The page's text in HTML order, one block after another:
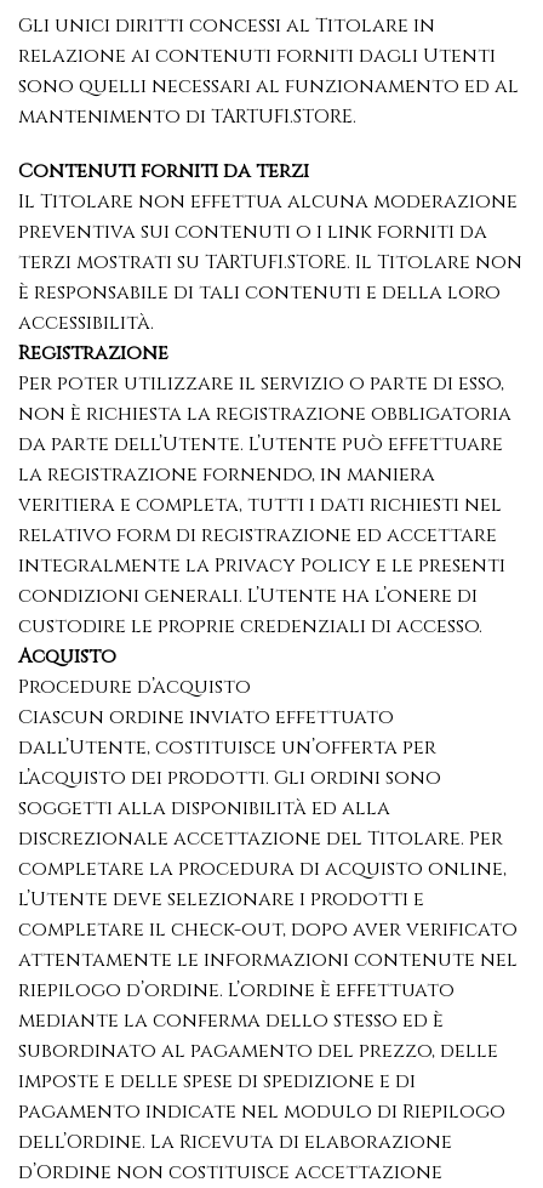
Gli unici diritti concessi al Titolare in
relazione ai contenuti forniti dagli Utenti
sono quelli necessari al funzionamento ed al
mantenimento di TARTUFI.STORE.
Contenuti forniti da terzi
Il Titolare non effettua alcuna moderazione
preventiva sui contenuti o i link forniti da
terzi mostrati su TARTUFI.STORE. Il Titolare non
è responsabile di tali contenuti e della loro
accessibilità.
Registrazione
Per poter utilizzare il servizio o parte di esso,
non è richiesta la registrazione obbligatoria
da parte dell’Utente. L’utente può effettuare
la registrazione fornendo, in maniera
veritiera e completa, tutti i dati richiesti nel
relativo form di registrazione ed accettare
integralmente la Privacy Policy e le presenti
condizioni generali. L’Utente ha l’onere di
custodire le proprie credenziali di accesso.
Acquisto
Procedure d’acquisto
Ciascun ordine inviato effettuato
dall’Utente, costituisce un’offerta per
l’acquisto dei prodotti. Gli ordini sono
soggetti alla disponibilità ed alla
discrezionale accettazione del Titolare. Per
completare la procedura di acquisto online,
l’Utente deve selezionare i prodotti e
completare il check-out, dopo aver verificato
attentamente le informazioni contenute nel
riepilogo d’ordine. L’ordine è effettuato
mediante la conferma dello stesso ed è
subordinato al pagamento del prezzo, delle
imposte e delle spese di spedizione e di
pagamento indicate nel modulo di Riepilogo
dell’Ordine. La Ricevuta di elaborazione
d’Ordine non costituisce accettazione